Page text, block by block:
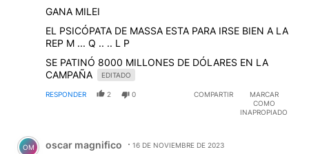
GANA MILEI
EL PSICÓPATA DE MASSA ESTA PARA IRSE BIEN A LA
REP M ... Q .. .. L P
SE PATINÓ 8000 MILLONES DE DÓLARES EN LA
CAMPAÑA
EDITADO
RESPONDER 2 0 COMPARTIR
MARCAR
COMO
INAPROPIADO
Comentario de oscar magnifico.
OM oscar magnifico 16 DE NOVIEMBRE DE 2023